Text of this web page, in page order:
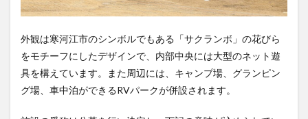
外観は寒河江市のシンボルでもある「サクランボ」の花びら
をモチーフにしたデザインで、内部中央には大型のネット遊
具を構えています。また周辺には、キャンプ場、グランピン
グ場、車中泊ができるRVパークが併設されます。